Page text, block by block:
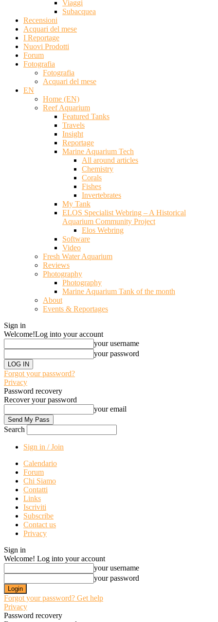
Viaggi
Subacquea
Recensioni
Acquari del mese
I Reportage
Nuovi Prodotti
Forum
Fotografia
Fotografia
Acquari del mese
EN
Home (EN)
Reef Aquarium
Featured Tanks
Travels
Insight
Reportage
Marine Aquarium Tech
All around articles
Chemistry
Corals
Fishes
Invertebrates
My Tank
ELOS Specialist Webring – A Historical
Aquarium Community Project
Elos Webring
Software
Video
Fresh Water Aquarium
Reviews
Photography
Photography
Marine Aquarium Tank of the month
About
Events & Reportages
Sign in
Welcome!Log into your account
your username
your password
Forgot your password?
Privacy
Password recovery
Recover your password
your email
Search
Sign in / Join
Calendario
Forum
Chi Siamo
Contatti
Links
Iscriviti
Subscribe
Contact us
Privacy
Sign in
Welcome! Log into your account
your username
your password
Forgot your password? Get help
Privacy
Password recovery